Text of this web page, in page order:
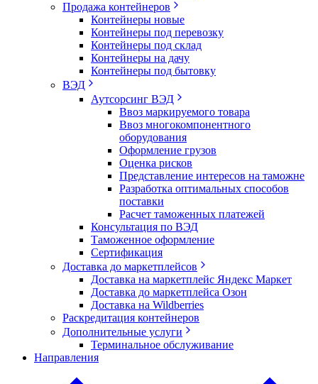
Продажа контейнеров
Контейнеры новые
Контейнеры под перевозку
Контейнеры под склад
Контейнеры на дачу
Контейнеры под бытовку
ВЭД
Аутсорсинг ВЭД
Ввоз маркируемого товара
Ввоз многокомпонентного
оборудования
Оформление грузов
Оценка рисков
Представление интересов на таможне
Разработка оптимальных способов
поставки
Расчет таможенных платежей
Консультация по ВЭД
Таможенное оформление
Сертификация
Доставка до маркетплейсов
Доставка на маркетплейс Яндекс Маркет
Доставка до маркетплейса Озон
Доставка на Wildberries
Раскредитация контейнеров
Дополнительные услуги
Терминальное обслуживание
Направления